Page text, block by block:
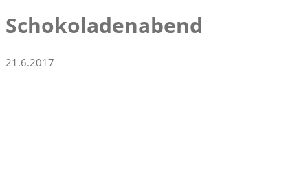
Schokoladenabend
21.6.2017